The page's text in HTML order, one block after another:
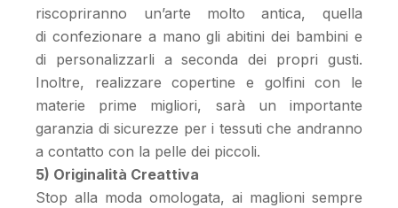
riscopriranno un’arte molto antica, quella
di confezionare a mano gli abitini dei bambini e
di personalizzarli a seconda dei propri gusti.
Inoltre, realizzare copertine e golfini con le
materie prime migliori, sarà un importante
garanzia di sicurezze per i tessuti che andranno
a contatto con la pelle dei piccoli.
5) Originalità Creattiva
Stop alla moda omologata, ai maglioni sempre